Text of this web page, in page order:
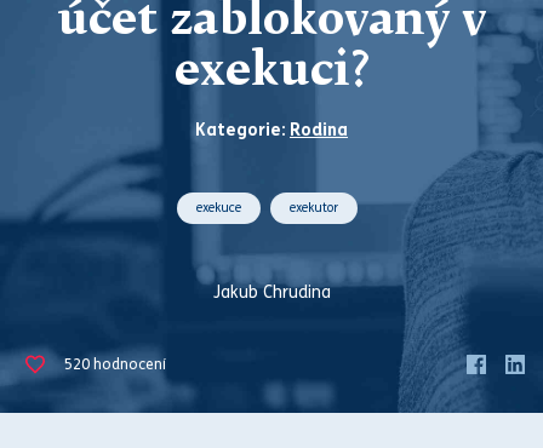
účet zablokovaný v
exekuci?
Kategorie: Rodina
exekuce exekutor
Jakub Chrudina
520 hodnocení